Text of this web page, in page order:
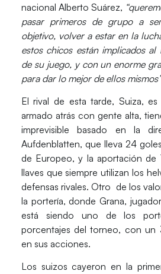
nacional Alberto Suárez,
pasar primeros de grupo a
objetivo, volver a estar en la
estos chicos están implicados al
de su juego, y con un enorme
para dar lo mejor de ellos
El rival de esta tarde, Suiza,
armado atrás con gente alta,
imprevisible basado en la
Aufdenblatten, que lleva 24
de Europeo, y la aportación de
llaves que siempre utilizan los
defensas rivales. Otro de los
la portería, donde Grana,
está siendo uno de los
porcentajes del torneo, con un
en sus acciones.
Los suizos cayeron en la